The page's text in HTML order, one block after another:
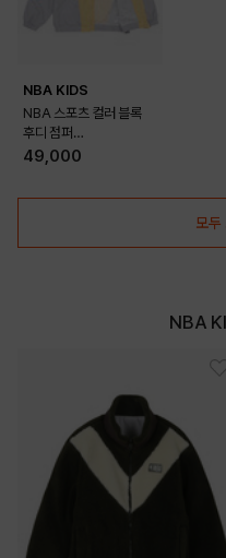
NBA KIDS
NBA 스포츠 컬러 블록
후디 점퍼
(K223PT010P/SET)
49,000
모두
NBA